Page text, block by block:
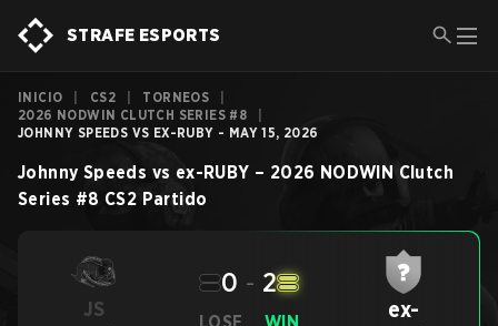
STRAFE ESPORTS
INICIO CS2 TORNEOS
2026 NODWIN CLUTCH SERIES #8
JOHNNY SPEEDS VS EX-RUBY - MAY 15, 2026
Johnny Speeds vs ex-RUBY – 2026 NODWIN Clutch
Series #8 CS2 Partido
JS
0 - 2
ex-